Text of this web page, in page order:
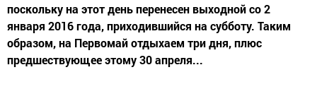
поскольку на этот день перенесен выходной со 2
января 2016 года, приходившийся на субботу. Таким
образом, на Первомай отдыхаем три дня, плюс
предшествующее этому 30 апреля...